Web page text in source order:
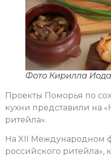
Фото Кирилла
Проекты Поморья по
кухни представили на
ритейла».
На XII Международном
российского ритейла»,